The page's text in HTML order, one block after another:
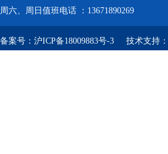
周六、周日值班电话 ：13671890269
备案号： 沪ICP备18009883号-3 技术支持：